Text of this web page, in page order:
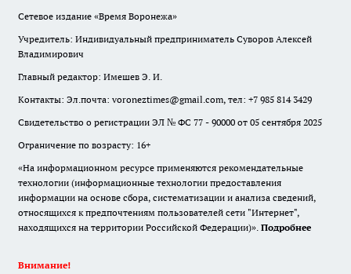
Сетевое издание «Время Воронежа»
Учредитель: Индивидуальный предприниматель Суворов Алексей
Владимирович
Главный редактор: Имешев Э. И.
Контакты: Эл.почта: voroneztimes@gmail.com, тел: +7 985 814 3429
Свидетельство о регистрации ЭЛ № ФС 77 - 90000 от 05 сентября 2025
Ограничение по возрасту: 16+
«На информационном ресурсе применяются рекомендательные
технологии (информационные технологии предоставления
информации на основе сбора, систематизации и анализа сведений,
относящихся к предпочтениям пользователей сети "Интернет",
находящихся на территории Российской Федерации)». Подробнее
Внимание!